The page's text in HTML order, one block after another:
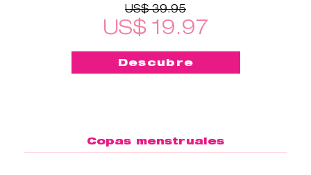
US$ 39.95
US$ 19.97
Descubre
Copas menstruales